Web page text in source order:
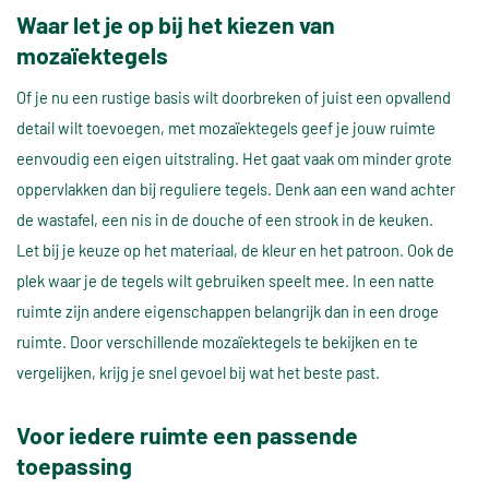
Waar let je op bij het kiezen van
mozaïektegels
Of je nu een rustige basis wilt doorbreken of juist een opvallend
detail wilt toevoegen, met mozaïektegels geef je jouw ruimte
eenvoudig een eigen uitstraling. Het gaat vaak om minder grote
oppervlakken dan bij reguliere tegels. Denk aan een wand achter
de wastafel, een nis in de douche of een strook in de keuken.
Let bij je keuze op het materiaal, de kleur en het patroon. Ook de
plek waar je de tegels wilt gebruiken speelt mee. In een natte
ruimte zijn andere eigenschappen belangrijk dan in een droge
ruimte. Door verschillende mozaïektegels te bekijken en te
vergelijken, krijg je snel gevoel bij wat het beste past.
Voor iedere ruimte een passende
toepassing